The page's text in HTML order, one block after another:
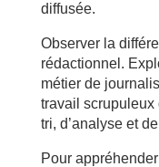
diffusée.
Observer la
rédactionnel.
métier de
travail scrupuleux
tri, d’analyse et
Pour